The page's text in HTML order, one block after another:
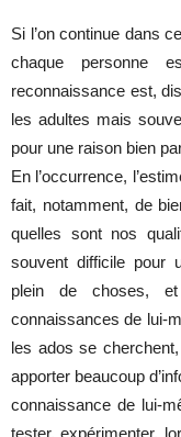
Si l’on continue dans
chaque personne
reconnaissance est,
les adultes mais
pour une raison bien
En l’occurrence,
fait, notamment, de
quelles sont nos
souvent difficile pour
plein de choses,
connaissances de lui-
les ados se
apporter beaucoup
connaissance de lui-